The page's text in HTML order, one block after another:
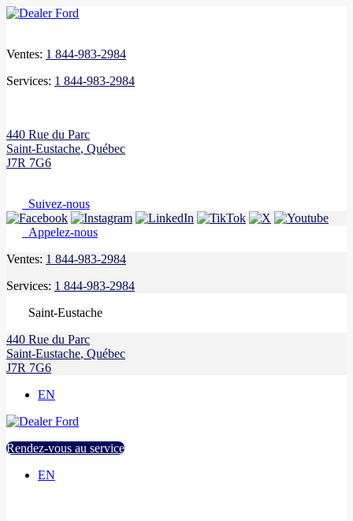
Ventes: 1 844-983-2984
Services: 1 844-983-2984
440 Rue du Parc
Saint-Eustache, Québec
J7R 7G6
Suivez-nous
Appelez-nous
Ventes: 1 844-983-2984
Services: 1 844-983-2984
Saint-Eustache
440 Rue du Parc
Saint-Eustache, Québec
J7R 7G6
EN
Rendez-vous au service
EN